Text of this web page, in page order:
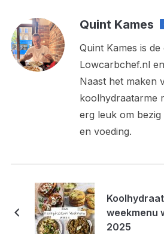
Quint Kames
Quint Kames is
Lowcarbchef.nl
Naast het maken
koolhydraatarme
erg leuk om
en voeding.
weekmenu
2025